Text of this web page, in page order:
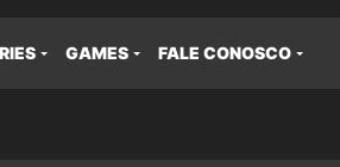
GAMES FALE CONOSCO